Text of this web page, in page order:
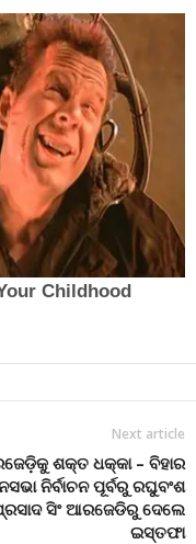
Next article
ଶକ୍ତ ଧକ୍କା – ବିହାର
ନିର୍ବାଚନ ପୂର୍ବରୁ ରଘୁବଂଶ
ସିଂ ଆରଜେଡିରୁ ଦେଲେ
ଇସ୍ତଫା